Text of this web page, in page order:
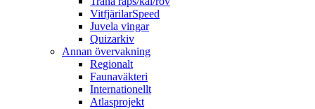
VitfjärilarSpeed
Juvela vingar
Quizarkiv
Annan övervakning
Regionalt
Faunaväkteri
Internationellt
Atlasprojekt